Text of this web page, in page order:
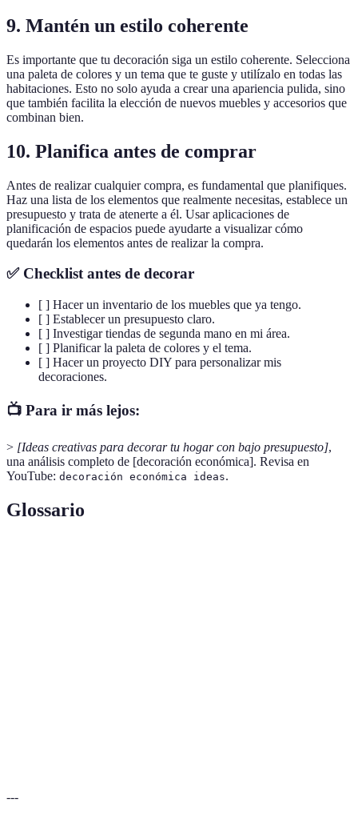
9. Mantén un estilo coherente
Es importante que tu decoración siga un estilo coherente. Selecciona
una paleta de colores y un tema que te guste y utilízalo en todas las
habitaciones. Esto no solo ayuda a crear una apariencia pulida, sino
que también facilita la elección de nuevos muebles y accesorios que
combinan bien.
10. Planifica antes de comprar
Antes de realizar cualquier compra, es fundamental que planifiques.
Haz una lista de los elementos que realmente necesitas, establece un
presupuesto y trata de atenerte a él. Usar aplicaciones de
planificación de espacios puede ayudarte a visualizar cómo
quedarán los elementos antes de realizar la compra.
✅ Checklist antes de decorar
[ ] Hacer un inventario de los muebles que ya tengo.
[ ] Establecer un presupuesto claro.
[ ] Investigar tiendas de segunda mano en mi área.
[ ] Planificar la paleta de colores y el tema.
[ ] Hacer un proyecto DIY para personalizar mis
decoraciones.
📺 Para ir más lejos:
> [Ideas creativas para decorar tu hogar con bajo presupuesto],
una análisis completo de [decoración económica]. Revisa en
YouTube: decoración económica ideas.
Glossario
---